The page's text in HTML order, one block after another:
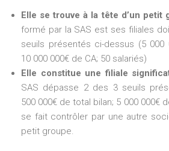
Elle se trouve à la tête d’un petit
formé par la SAS est ses filiales
seuils présentés ci-dessus (5 000
10 000 000€ de CA; 50 salariés)
Elle constitue une filiale
SAS dépasse 2 des 3 seuils
500 000€ de total bilan; 5 000 000€
se fait contrôler par une autre
petit groupe.